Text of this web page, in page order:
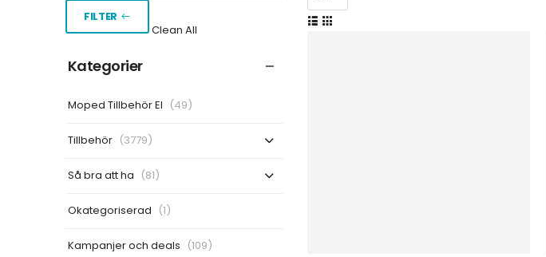
FILTER
Clean All
Kategorier
Moped Tillbehör El (49)
Tillbehör (3779)
Så bra att ha (81)
Okategoriserad (1)
Kampanjer och deals (109)